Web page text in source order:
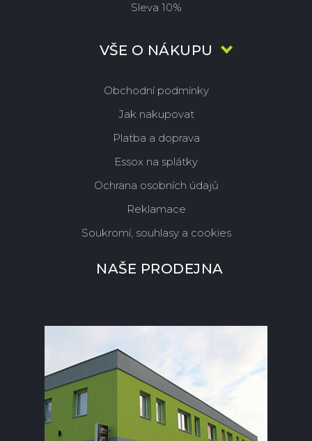
Sleva 10%
VŠE O NÁKUPU
Obchodní podmínky
Jak nakupovat
Platba a doprava
Essox na splátky
Ochrana osobních údajů
Reklamace
Soukromí, souhlasy a cookies
NAŠE PRODEJNA